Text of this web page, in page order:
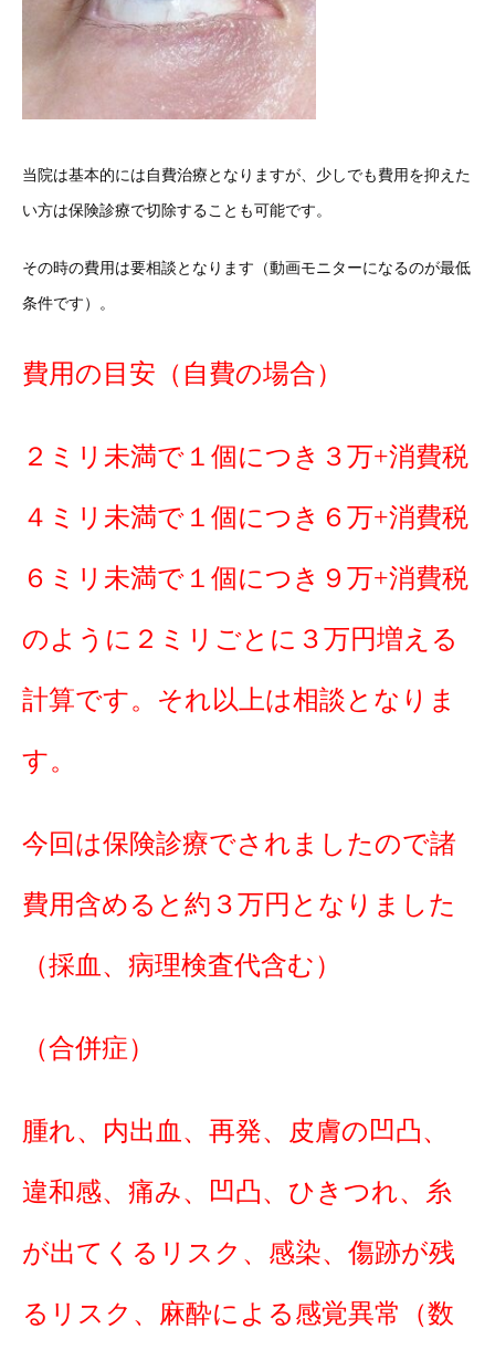
当院は基本的には自費治療となりますが、少しでも費用を抑えた
い方は保険診療で切除することも可能です。
その時の費用は要相談となります（動画モニターになるのが最低
条件です）。
費用の目安（自費の場合）
２ミリ未満で１個につき３万+消費税
４ミリ未満で１個につき６万+消費税
６ミリ未満で１個につき９万+消費税
のように２ミリごとに３万円増える
計算です。それ以上は相談となりま
す。
今回は保険診療でされましたので諸
費用含めると約３万円となりました
（採血、病理検査代含む）
（合併症）
腫れ、内出血、再発、皮膚の凹凸、
違和感、痛み、凹凸、ひきつれ、糸
が出てくるリスク、感染、傷跡が残
るリスク、麻酔による感覚異常（数